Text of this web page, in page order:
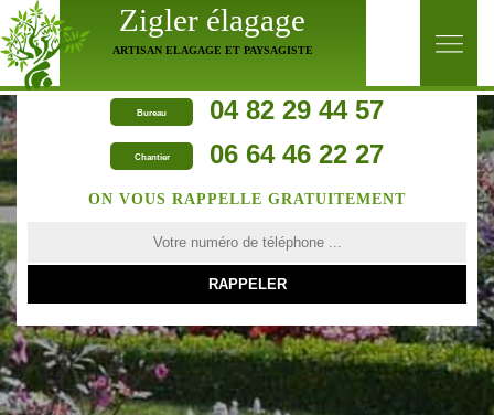
Zigler élagage
ARTISAN ELAGAGE ET PAYSAGISTE
Bureau 04 82 29 44 57
Chantier 06 64 46 22 27
ON VOUS RAPPELLE GRATUITEMENT